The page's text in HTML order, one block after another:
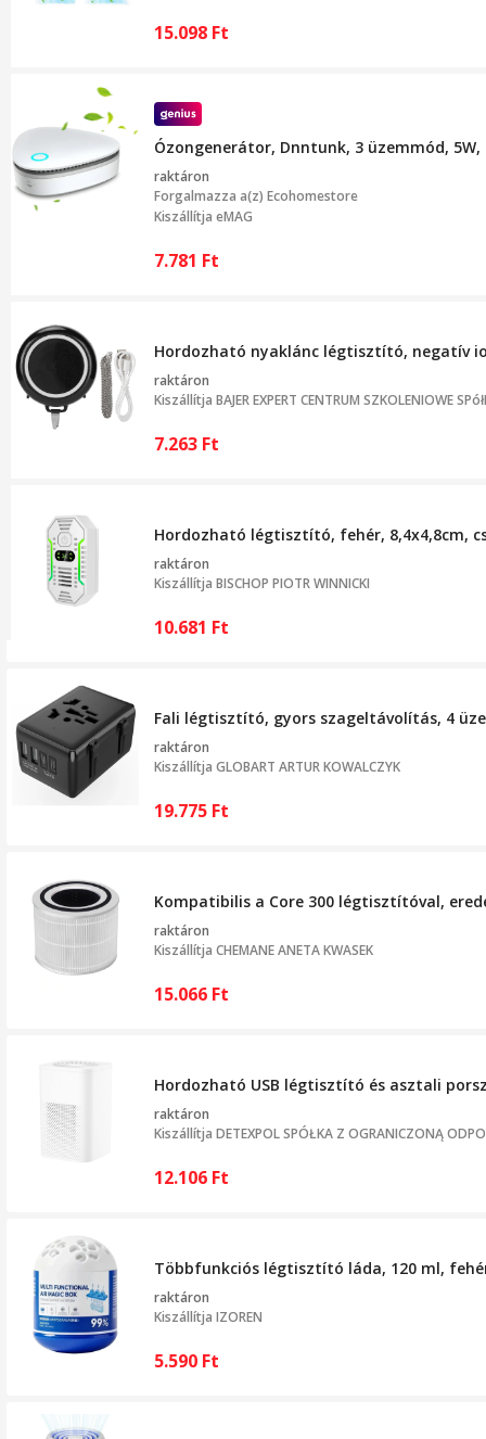
15.098 Ft
Ózongenerátor, Dnntunk, 3 üzemmód,
raktáron
Forgalmazza a(z) Ecohomestore
Kiszállítja eMAG
7.781 Ft
Hordozható nyaklánc légtisztító, negatív
raktáron
Kiszállítja BAJER EXPERT CENTRUM SZKOLENIOWE
7.263 Ft
Hordozható légtisztító, fehér, 8,4x4,8cm,
raktáron
Kiszállítja BISCHOP PIOTR WINNICKI
10.681 Ft
Fali légtisztító, gyors szageltávolítás, 4
raktáron
Kiszállítja GLOBART ARTUR KOWALCZYK
19.775 Ft
Kompatibilis a Core 300 légtisztítóval,
raktáron
Kiszállítja CHEMANE ANETA KWASEK
15.066 Ft
Hordozható USB légtisztító és asztali
raktáron
Kiszállítja DETEXPOL SPÓŁKA Z OGRANICZONĄ
12.106 Ft
Többfunkciós légtisztító láda, 120 ml,
raktáron
Kiszállítja IZOREN
5.590 Ft